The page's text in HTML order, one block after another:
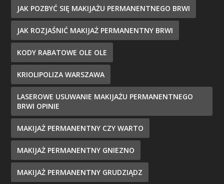
JAK POZBYĆ SIĘ MAKIJAŻU PERMANENTNEGO BRWI
JAK ROZJAŚNIĆ MAKIJAŻ PERMANENTNY BRWI
KODY RABATOWE OLE OLE
KRIOLIPOLIZA WARSZAWA
LASEROWE USUWANIE MAKIJAŻU PERMANENTNEGO
BRWI OPINIE
MAKIJAŻ PERMANENTNY CZY WARTO
MAKIJAŻ PERMANENTNY GNIEZNO
MAKIJAŻ PERMANENTNY GRUDZIĄDZ